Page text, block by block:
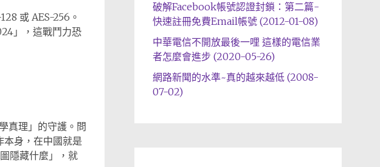
或 AES-256。
」，這戰鬥力恐
真理」的守護。問
本身，在中國就是
隱藏什麼」，就
破解Facebook帳號認證封鎖：第二篇-
快速註冊免費Email帳號 (2012-01-08)
中華電信不開放最後一哩 這樣的電信業
者怎麼會進步 (2020-05-26)
網路新聞的水準~真的越來越低 (2008-
07-02)